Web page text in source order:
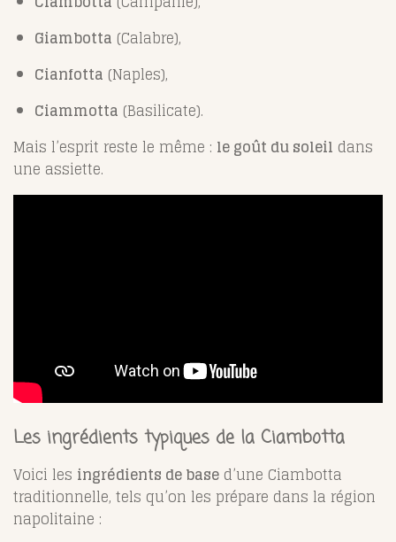
Giambotta (Calabre),
Cianfotta (Naples),
Ciammotta (Basilicate).
Mais l’esprit reste le même : le goût du soleil dans
une assiette.
Les ingrédients typiques de la Ciambotta
Voici les ingrédients de base d’une Ciambotta
traditionnelle, tels qu’on les prépare dans la région
napolitaine :